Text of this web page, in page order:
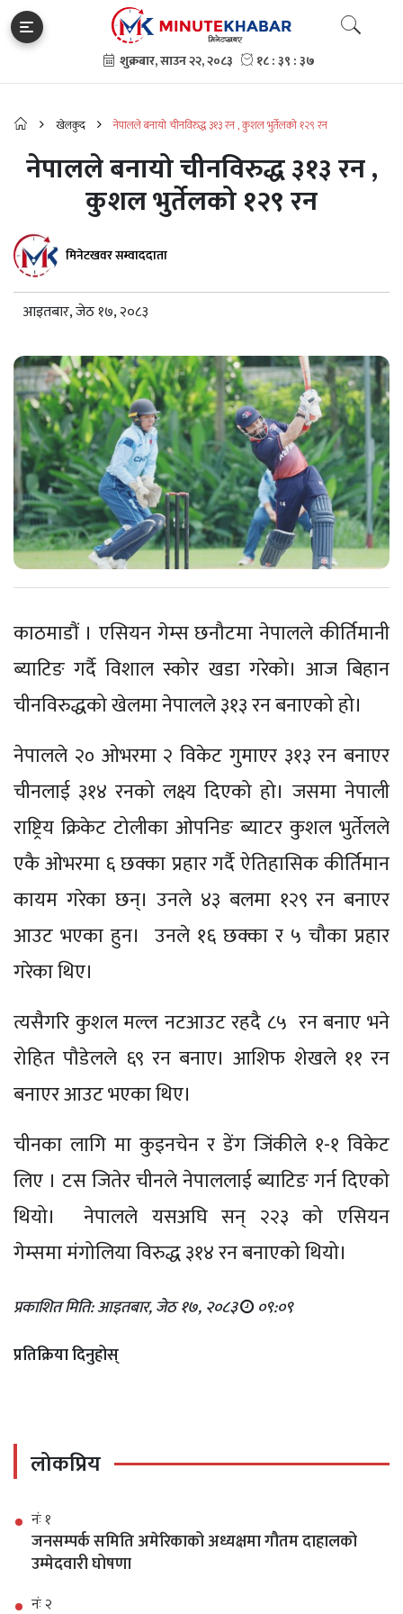
खेलकुद नेपालले बनायो चीनविरुद्ध ३१३ रन , कुशल भुर्तेलको १२९ रन
नेपालले बनायो चीनविरुद्ध ३१३ रन ,
कुशल भुर्तेलको १२९ रन
मिनेटखवर सम्वाददाता
आइतबार, जेठ १७, २०८३
काठमाडौं । एसियन गेम्स छनौटमा नेपालले कीर्तिमानी
ब्याटिङ गर्दै विशाल स्कोर खडा गरेको। आज बिहान
चीनविरुद्धको खेलमा नेपालले ३१३ रन बनाएको हो।
नेपालले २० ओभरमा २ विकेट गुमाएर ३१३ रन बनाएर
चीनलाई ३१४ रनको लक्ष्य दिएको हो। जसमा नेपाली
राष्ट्रिय क्रिकेट टोलीका ओपनिङ ब्याटर कुशल भुर्तेलले
एकै ओभरमा ६ छक्का प्रहार गर्दै ऐतिहासिक कीर्तिमान
कायम गरेका छन्। उनले ४३ बलमा १२९ रन बनाएर
आउट भएका हुन। उनले १६ छक्का र ५ चौका प्रहार
गरेका थिए।
त्यसैगरि कुशल मल्ल नटआउट रहदै ८५ रन बनाए भने
रोहित पौडेलले ६९ रन बनाए। आशिफ शेखले ११ रन
बनाएर आउट भएका थिए।
चीनका लागि मा कुइनचेन र डेंग जिंकीले १-१ विकेट
लिए । टस जितेर चीनले नेपाललाई ब्याटिङ गर्न दिएको
थियो। नेपालले यसअघि सन् २२३ को एसियन
गेम्समा मंगोलिया विरुद्ध ३१४ रन बनाएको थियो।
प्रकाशित मिति: आइतबार, जेठ १७, २०८३ ०९:०९
प्रतिक्रिया दिनुहोस्
लोकप्रिय
नंः १
जनसम्पर्क समिति अमेरिकाको अध्यक्षमा गौतम दाहालको
उम्मेदवारी घोषणा
नंः २